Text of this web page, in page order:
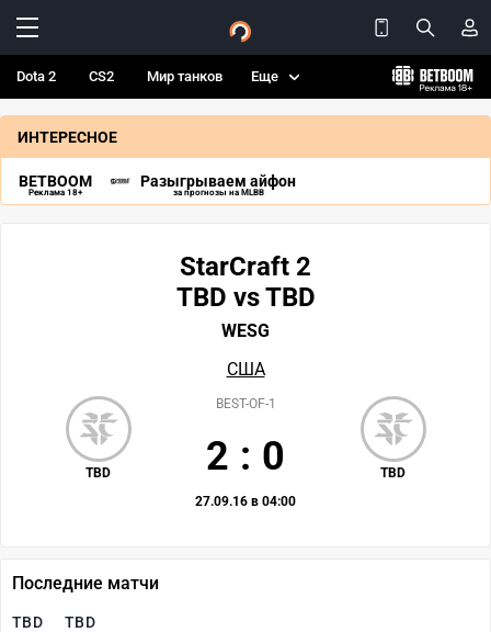
Dota 2 CS2 Мир танков Еще
ИНТЕРЕСНОЕ
BETBOOM
Реклама 18+
Разыгрываем айфон
за прогнозы на MLBB
StarCraft 2
TBD vs TBD
WESG
США
TBD TBD
BEST-OF-1
2 : 0
27.09.16 в 04:00
Последние матчи
TBD TBD